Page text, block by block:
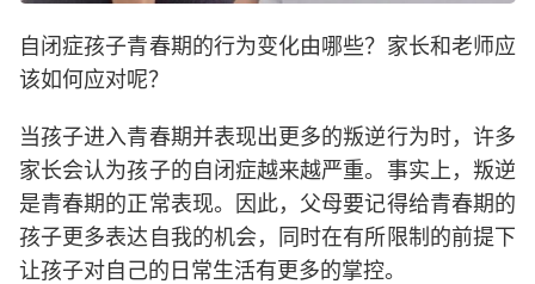
自闭症孩子青春期的行为变化由哪些？家长和老师应
该如何应对呢？
当孩子进入青春期并表现出更多的叛逆行为时，许多
家长会认为孩子的自闭症越来越严重。事实上，叛逆
是青春期的正常表现。因此，父母要记得给青春期的
孩子更多表达自我的机会，同时在有所限制的前提下
让孩子对自己的日常生活有更多的掌控。